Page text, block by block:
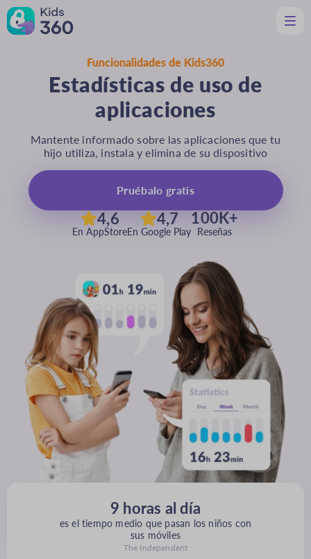
Características
Útil para padres y madres
Funcionalidades de Kids360
Estadísticas de uso de
aplicaciones
Mantente informado sobre las aplicaciones que tu
hijo utiliza, instala y elimina de su dispositivo
Pruébalo gratis
4,6
En AppStore
4,7
En Google Play
100K+
Reseñas
9 horas al día
es el tiempo medio que pasan los niños con
sus móviles
The Independent